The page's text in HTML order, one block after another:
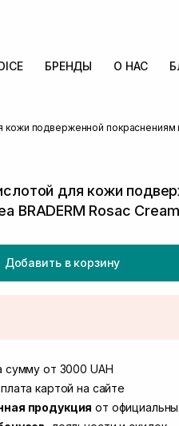
БРЕНДЫ О НАС
кожи подверженной покраснениям
для кожи
BRADERM Rosac
Добавить в корзину
4
Подстригача, 1В
Франко 36)
сумму от 3000 UAH
картой на сайте
продукция от